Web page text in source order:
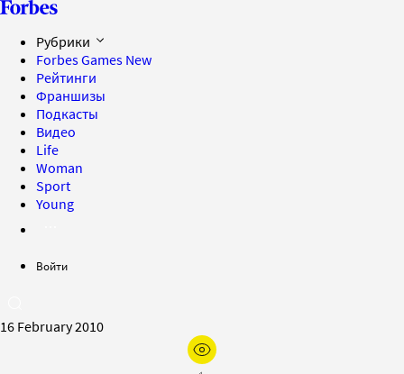
Рубрики
Forbes Games New
Рейтинги
Франшизы
Подкасты
Видео
Life
Woman
Sport
Young
Войти
16 February 2010